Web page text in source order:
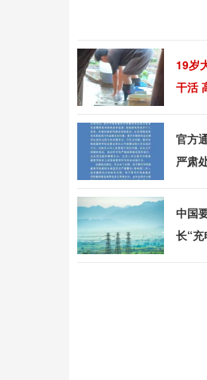
19岁
干活
官方
严肃
中国
长“充